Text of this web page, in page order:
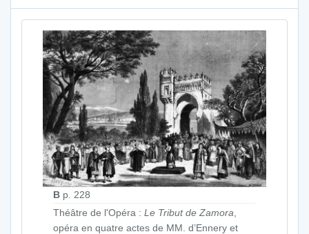
B p. 228
Théâtre de l'Opéra : Le Tribut de Zamora
opéra en quatre actes de MM. d’Ennery et